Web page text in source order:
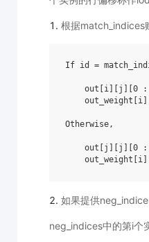
根据match_indices
If id =
out[i][j][0
Otherwise,
out[j][j][0
如果提供
neg_indices中的第i个